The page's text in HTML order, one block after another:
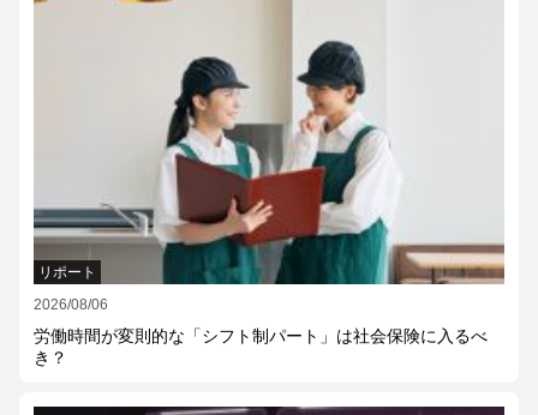
リポート
2026/08/06
労働時間が変則的な「シフト制パート」は社会保険に入るべ
き？